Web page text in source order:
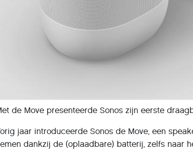
de Move presenteerde Sonos zijn eerste
jaar introduceerde Sonos de Move, een
dankzij de (oplaadbare) batterij, zelfs naar